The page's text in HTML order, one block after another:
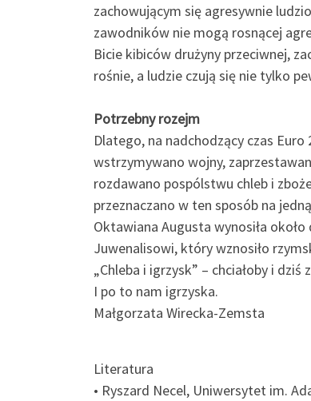
zachowującym się agresywnie
zawodników nie mogą rosnącej
Bicie kibiców drużyny przeciwnej,
rośnie, a ludzie czują się nie tylko
Potrzebny rozejm
Dlatego, na nadchodzący czas
wstrzymywano wojny,
rozdawano pospólstwu chleb i
przeznaczano w ten sposób na
Oktawiana Augusta wynosiła
Juwenalisowi, który wznosiło
„Chleba i igrzysk” – chciałoby i
I po to nam igrzyska.
Małgorzata Wirecka-Zemsta
Literatura
• Ryszard Necel, Uniwersytet im.